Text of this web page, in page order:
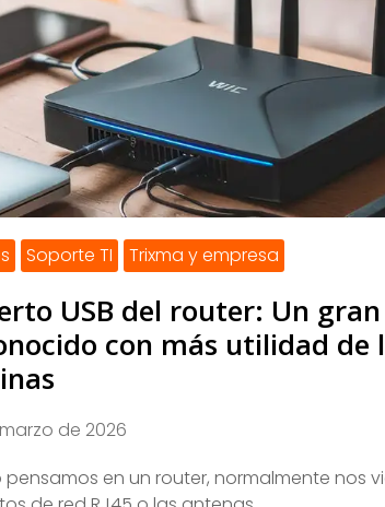
Soporte TI Trixma y empresa
USB del router: Un gran
con más utilidad de
de 2026
en un router, normalmente nos